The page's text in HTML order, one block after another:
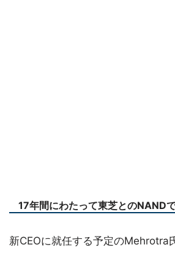
17年間にわたって東芝とのNAND
新CEOに就任する予定のMehrotra